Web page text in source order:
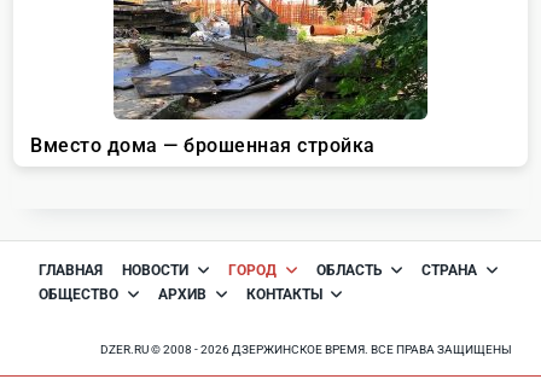
ГЛАВНАЯ НОВОСТИ ГОРОД ОБЛАСТЬ
СТРАНА
ОБЩЕСТВО
АРХИВ КОНТАКТЫ
DZER.RU © 2008 - 2026 ДЗЕРЖИНСКОЕ ВРЕМЯ. ВСЕ ПРАВА ЗАЩИЩЕНЫ